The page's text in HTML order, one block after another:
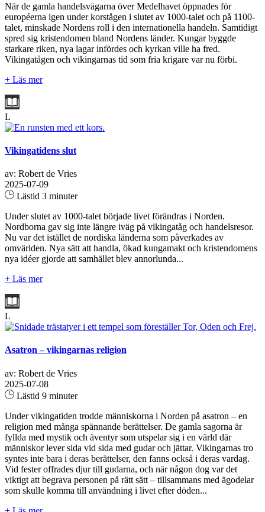
När de gamla handelsvägarna över Medelhavet öppnades för
européerna igen under korstågen i slutet av 1000‑talet och på 1100-
talet, minskade Nordens roll i den internationella handeln. Samtidigt
spred sig kristendomen bland Nordens länder. Kungar byggde
starkare riken, nya lagar infördes och kyrkan ville ha fred.
Vikingatågen och vikingarnas tid som fria krigare var nu förbi.
+ Läs mer
L
Vikingatidens slut
av: Robert de Vries
2025-07-09
Lästid 3 minuter
Under slutet av 1000-talet började livet förändras i Norden.
Nordborna gav sig inte längre iväg på vikingatåg och handelsresor.
Nu var det istället de nordiska länderna som påverkades av
omvärlden. Nya sätt att handla, ökad kungamakt och kristendomens
nya idéer gjorde att samhället blev annorlunda...
+ Läs mer
L
Asatron – vikingarnas religion
av: Robert de Vries
2025-07-08
Lästid 9 minuter
Under vikingatiden trodde människorna i Norden på asatron – en
religion med många spännande berättelser. De gamla sagorna är
fyllda med mystik och äventyr som utspelar sig i en värld där
människor lever sida vid sida med gudar och jättar. Vikingarnas tro
syntes inte bara i deras berättelser, den fanns också i deras vardag.
Vid fester offrades djur till gudarna, och när någon dog var det
viktigt att begrava personen på rätt sätt – tillsammans med ägodelar
som skulle komma till användning i livet efter döden...